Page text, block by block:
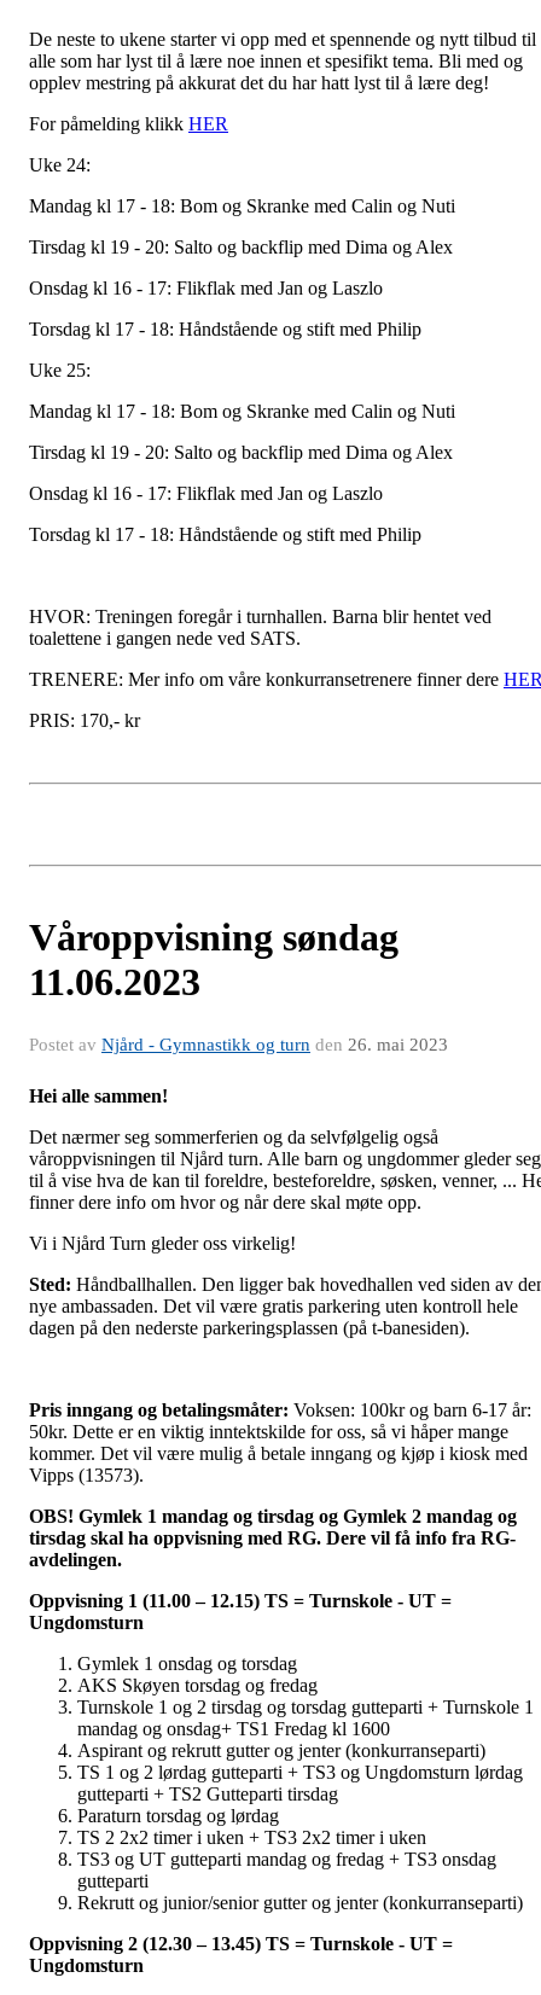
De neste to ukene starter vi opp med et spennende og nytt tilbud til
alle som har lyst til å lære noe innen et spesifikt tema. Bli med og
opplev mestring på akkurat det du har hatt lyst til å lære deg!
For påmelding klikk HER
Uke 24:
Mandag kl 17 - 18: Bom og Skranke med Calin og Nuti
Tirsdag kl 19 - 20: Salto og backflip med Dima og Alex
Onsdag kl 16 - 17: Flikflak med Jan og Laszlo
Torsdag kl 17 - 18: Håndstående og stift med Philip
Uke 25:
Mandag kl 17 - 18: Bom og Skranke med Calin og Nuti
Tirsdag kl 19 - 20: Salto og backflip med Dima og Alex
Onsdag kl 16 - 17: Flikflak med Jan og Laszlo
Torsdag kl 17 - 18: Håndstående og stift med Philip
HVOR: Treningen foregår i turnhallen. Barna blir hentet ved
toalettene i gangen nede ved SATS.
TRENERE: Mer info om våre konkurransetrenere finner dere
PRIS: 170,- kr
Våroppvisning søndag
11.06.2023
Postet av Njård - Gymnastikk og turn den 26. mai 2023
Hei alle sammen!
Det nærmer seg sommerferien og da selvfølgelig også
våroppvisningen til Njård turn. Alle barn og ungdommer gleder seg
til å vise hva de kan til foreldre, besteforeldre, søsken, venner, ...
finner dere info om hvor og når dere skal møte opp.
Vi i Njård Turn gleder oss virkelig!
Sted: Håndballhallen. Den ligger bak hovedhallen ved siden av
nye ambassaden. Det vil være gratis parkering uten kontroll hele
dagen på den nederste parkeringsplassen (på t-banesiden).
Pris inngang og betalingsmåter: Voksen: 100kr og barn 6-17 år:
50kr. Dette er en viktig inntektskilde for oss, så vi håper mange
kommer. Det vil være mulig å betale inngang og kjøp i kiosk med
Vipps (13573).
OBS! Gymlek 1 mandag og tirsdag og Gymlek 2 mandag og
tirsdag skal ha oppvisning med RG. Dere vil få info fra RG-
avdelingen.
Oppvisning 1 (11.00 – 12.15) TS = Turnskole - UT =
Ungdomsturn
Gymlek 1 onsdag og torsdag
AKS Skøyen torsdag og fredag
Turnskole 1 og 2 tirsdag og torsdag gutteparti + Turnskole 1
mandag og onsdag+ TS1 Fredag kl 1600
Aspirant og rekrutt gutter og jenter (konkurranseparti)
TS 1 og 2 lørdag gutteparti + TS3 og Ungdomsturn lørdag
gutteparti + TS2 Gutteparti tirsdag
Paraturn torsdag og lørdag
TS 2 2x2 timer i uken + TS3 2x2 timer i uken
TS3 og UT gutteparti mandag og fredag + TS3 onsdag
gutteparti
Rekrutt og junior/senior gutter og jenter (konkurranseparti)
Oppvisning 2 (12.30 – 13.45) TS = Turnskole - UT =
Ungdomsturn